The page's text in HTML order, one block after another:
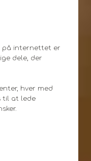
på internettet er
dele, der
hver med
til at lede